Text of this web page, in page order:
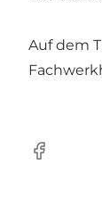
Auf dem
Facebook